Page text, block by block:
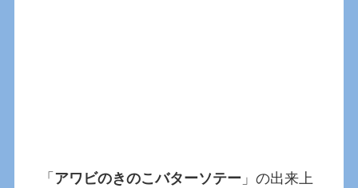
「 アワビのきのこバターソテー 」の出来上